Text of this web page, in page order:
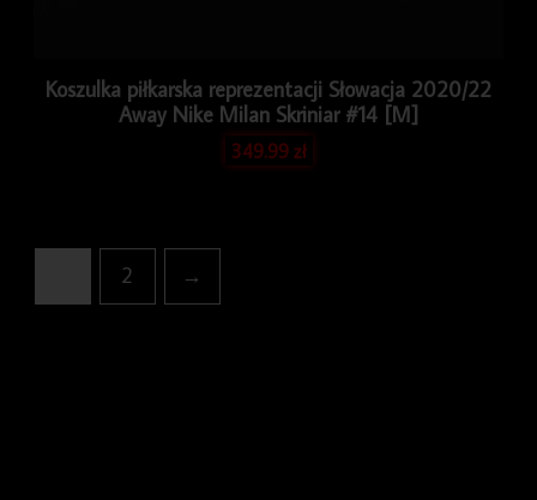
Koszulka piłkarska reprezentacji Słowacja 2020/22
Away Nike Milan Skriniar #14 [M]
349.99zł
2 →